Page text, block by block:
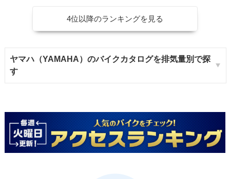
4位以降のランキングを見る
ヤマハ（YAMAHA）のバイクカタログを排気量別で探
す